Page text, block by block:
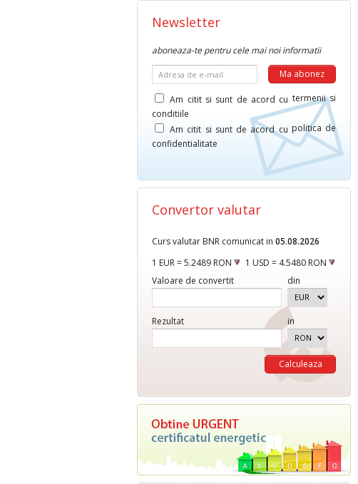
Newsletter
aboneaza-te pentru cele mai noi informatii
Adresa de e-mail
Am citit si sunt de acord cu termenii si
conditiile
Am citit si sunt de acord cu politica de
confidentialitate
Convertor valutar
Curs valutar BNR comunicat in 05.08.2026
1 EUR = 5.2489 RON
1 USD = 4.5480 RON
Valoare de convertit
din
Rezultat in